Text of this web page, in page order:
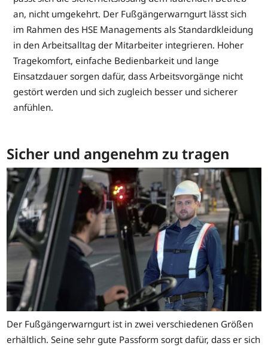
an, nicht umgekehrt. Der Fußgängerwarngurt lässt sich
im Rahmen des HSE Managements als Standardkleidung
in den Arbeitsalltag der Mitarbeiter integrieren. Hoher
Tragekomfort, einfache Bedienbarkeit und lange
Einsatzdauer sorgen dafür, dass Arbeitsvorgänge nicht
gestört werden und sich zugleich besser und sicherer
anfühlen.
Sicher und angenehm zu tragen
Der Fußgängerwarngurt ist in zwei verschiedenen Größen
erhältlich. Seine sehr gute Passform sorgt dafür, dass er sich